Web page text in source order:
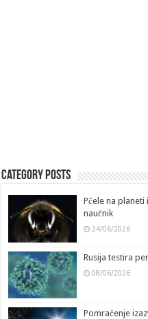
Category Posts
Pčele na
naučnik
24/06/2026
Rusija testira
08/06/2026
Pomračenje